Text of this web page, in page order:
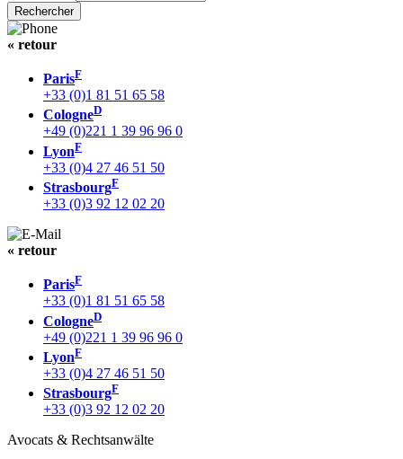
« retour
ParisF
+33 (0)1 81 51 65 58
CologneD
+49 (0)221 1 39 96 96 0
LyonF
+33 (0)4 27 46 51 50
StrasbourgF
+33 (0)3 92 12 02 20
« retour
ParisF
+33 (0)1 81 51 65 58
CologneD
+49 (0)221 1 39 96 96 0
LyonF
+33 (0)4 27 46 51 50
StrasbourgF
+33 (0)3 92 12 02 20
Avocats & Rechtsanwälte